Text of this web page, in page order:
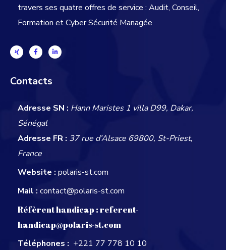
travers ses quatre offres de service : Audit, Conseil,
Formation et Cyber Sécurité Managée
Contacts
Adresse SN : Hann Maristes 1 villa D99, Dakar,
Sénégal
Adresse FR : 37 rue d’Alsace 69800, St-Priest,
France
Website : polaris-st.com
Mail : contact@polaris-st.com
Réfèrent handicap :referent-
handicap@polaris-st.com
Téléphones : +221 77 778 10 10